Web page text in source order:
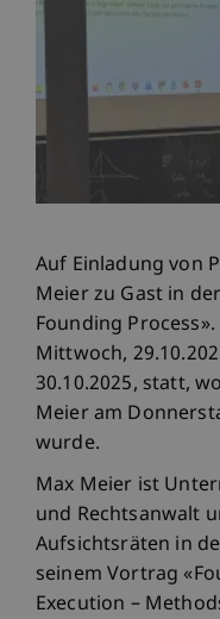
Auf Einladung von
Meier zu Gast in
Founding Process».
Mittwoch,
30.10.2025, statt,
Meier am
wurde.
Max Meier ist
und Rechtsanwalt
Aufsichtsräten in
seinem Vortrag
Execution –